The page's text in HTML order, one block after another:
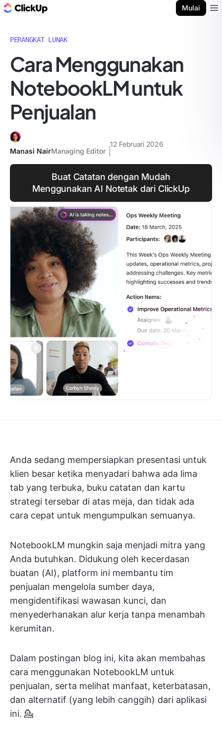
Mulai
PERANGKAT LUNAK
Cara Menggunakan
NotebookLM untuk
Penjualan
Manasi NairManaging Editor
12 Februari 2026
Buat Catatan dengan Mudah
Menggunakan AI Notetak dari ClickUp
Anda sedang mempersiapkan presentasi untuk
klien besar ketika menyadari bahwa ada lima
tab yang terbuka, buku catatan dan kartu
strategi tersebar di atas meja, dan tidak ada
cara cepat untuk mengumpulkan semuanya.
NotebookLM mungkin saja menjadi mitra yang
Anda butuhkan. Didukung oleh kecerdasan
buatan (AI), platform ini membantu tim
penjualan mengelola sumber daya,
mengidentifikasi wawasan kunci, dan
menyederhanakan alur kerja tanpa menambah
kerumitan.
Dalam postingan blog ini, kita akan membahas
cara menggunakan NotebookLM untuk
penjualan, serta melihat manfaat, keterbatasan,
dan alternatif (yang lebih canggih) dari aplikasi
ini. 💁